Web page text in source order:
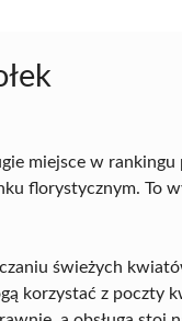
miejsce w
florystycznym. To
świeżych
korzystać z poczty